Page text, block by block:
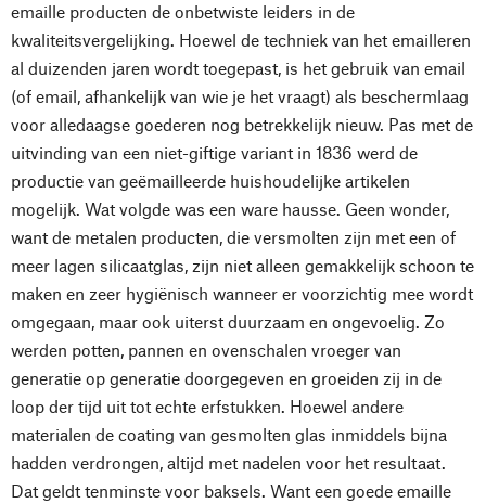
emaille producten de onbetwiste leiders in de
kwaliteitsvergelijking. Hoewel de techniek van het emailleren
al duizenden jaren wordt toegepast, is het gebruik van email
(of email, afhankelijk van wie je het vraagt) als beschermlaag
voor alledaagse goederen nog betrekkelijk nieuw. Pas met de
uitvinding van een niet-giftige variant in 1836 werd de
productie van geëmailleerde huishoudelijke artikelen
mogelijk. Wat volgde was een ware hausse. Geen wonder,
want de metalen producten, die versmolten zijn met een of
meer lagen silicaatglas, zijn niet alleen gemakkelijk schoon te
maken en zeer hygiënisch wanneer er voorzichtig mee wordt
omgegaan, maar ook uiterst duurzaam en ongevoelig. Zo
werden potten, pannen en ovenschalen vroeger van
generatie op generatie doorgegeven en groeiden zij in de
loop der tijd uit tot echte erfstukken. Hoewel andere
materialen de coating van gesmolten glas inmiddels bijna
hadden verdrongen, altijd met nadelen voor het resultaat.
Dat geldt tenminste voor baksels. Want een goede emaille